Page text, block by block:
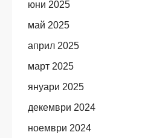
юни 2025
май 2025
април 2025
март 2025
януари 2025
декември 2024
ноември 2024